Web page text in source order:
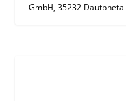
GmbH, 35232 Dautphetal